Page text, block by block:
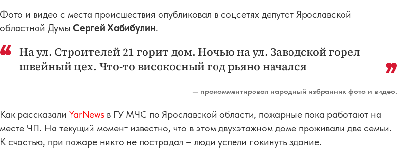
Фото и видео с места происшествия опубликовал в соцсетях депутат Ярославской
областной Думы Сергей Хабибулин.
На ул. Строителей 21 горит дом. Ночью на ул. Заводской горел
швейный цех. Что-то високосный год рьяно начался
— прокомментировал народный избранник фото и видео.
Как рассказали YarNews в ГУ МЧС по Ярославской области, пожарные пока работают на
месте ЧП. На текущий момент известно, что в этом двухэтажном доме проживали две семьи.
К счастью, при пожаре никто не пострадал – люди успели покинуть здание.